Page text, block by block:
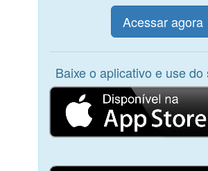
Acessar agora
Baixe o aplicativo e use do